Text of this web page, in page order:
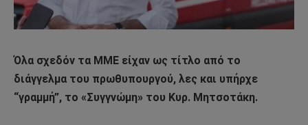
Όλα σχεδόν τα ΜΜΕ είχαν ως τίτλο από το
διάγγελμα του πρωθυπουργού, λες και υπήρχε
“γραμμή”, το «Συγγνώμη» του Κυρ. Μητσοτάκη.